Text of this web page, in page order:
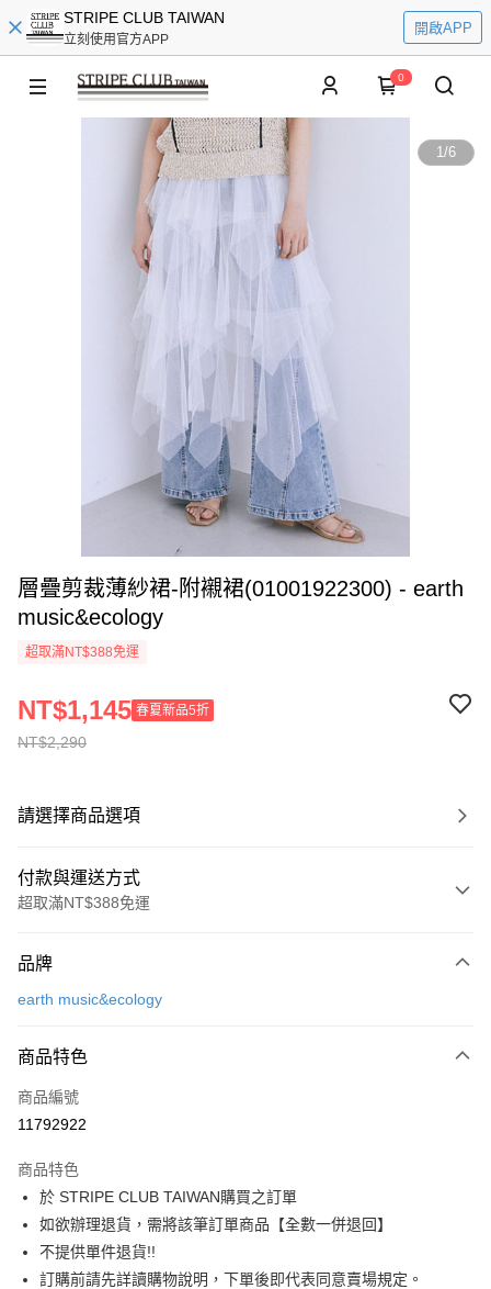
STRIPE CLUB TAIWAN
立刻使用官方APP
開啟APP
0
1/6
層疊剪裁薄紗裙-附襯裙(01001922300) - earth
music&ecology
超取滿NT$388免運
NT$2,290
NT$1,145 春夏新品5折
請選擇商品選項
付款與運送方式
超取滿NT$388免運
信用卡一次付款
3 期 0 利率 每期
合作金庫商業銀行
上海商業儲蓄銀行
臺灣中小企業銀行
匯豐（台灣）商業銀行
華泰商業銀行
聯邦商業銀行
遠東國際商業銀行
元大商業銀行
玉山商業銀行
星展（台灣）商業銀行
超商取貨付款
LINE Pay
Apple Pay
街口支付
悠遊付
品牌
earth music&ecology
商品特色
商品編號
11792922
商品特色
於 STRIPE CLUB TAIWAN購買之訂單
如欲辦理退貨，需將該筆訂單商品【全數一併退回】
不提供單件退貨!!
訂購前請先詳讀購物說明，下單後即代表同意賣場規定。